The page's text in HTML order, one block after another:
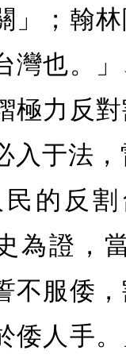
」；翰
灣也。
極力反
入于法
民的反
為證，
不服倭
倭人手